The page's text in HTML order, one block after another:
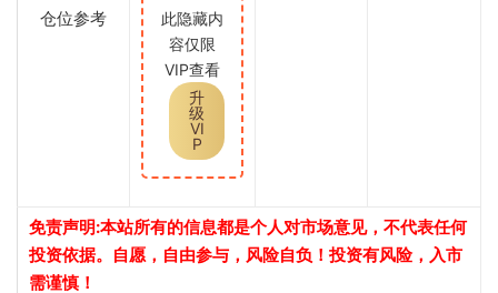
仓位参考
此隐藏内
容仅限
VIP查看
升
级
VI
P
免责声明:本站所有的信息都是个人对市场意见，不代表任何
投资依据。自愿，自由参与，风险自负！投资有风险，入市
需谨慎！